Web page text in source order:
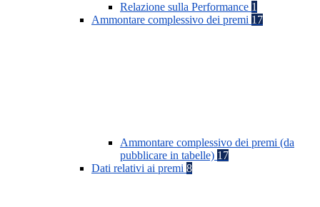
Relazione sulla Performance 1
Ammontare complessivo dei premi 17
Ammontare complessivo dei premi (da
pubblicare in tabelle) 17
Dati relativi ai premi 8